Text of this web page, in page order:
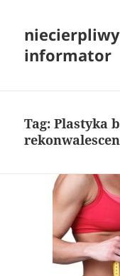
informator
Tag:Plastyka